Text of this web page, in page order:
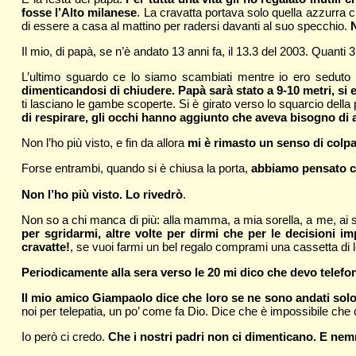
fosse l’Alto milanese. La cravatta portava solo quella azzurra
di essere a casa al mattino per radersi davanti al suo specchio.
Il mio, di papà, se n’è andato 13 anni fa, il 13.3 del 2003. Quanti
L’ultimo sguardo ce lo siamo scambiati mentre io ero
dimenticandosi di chiudere. Papà sarà stato a 9-10 metri,
ti lasciano le gambe scoperte. Si è girato verso lo squarcio della
di respirare, gli occhi hanno aggiunto che aveva bisogno di
Non l’ho più visto, e fin da allora mi è rimasto un senso di
Forse entrambi, quando si è chiusa la porta, abbiamo pensato
Non l’ho più visto. Lo rivedrò.
Non so a chi manca di più: alla mamma, a mia sorella, a me,
per sgridarmi, altre volte per dirmi che per le decisioni
cravatte!, se vuoi farmi un bel regalo comprami una cassetta
Periodicamente alla sera verso le 20 mi dico che devo
Il mio amico Giampaolo dice che loro se ne sono andati
noi per telepatia, un po’ come fa Dio. Dice che è impossibile
Io però ci credo. Che i nostri padri non ci dimenticano. E